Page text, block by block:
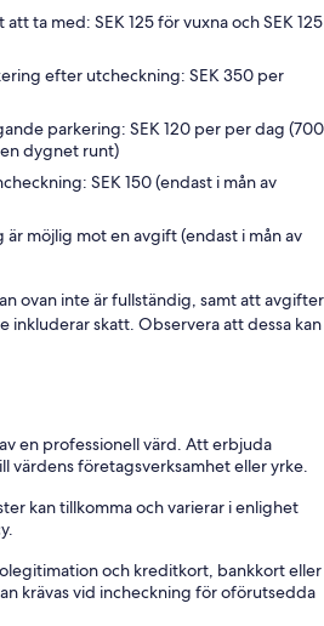
ta med: SEK 125 för vuxna och SEK 125
efter utcheckning: SEK 350 per
parkering: SEK 120 per per dag (700
dygnet runt)
SEK 150 (endast i mån av
är möjlig mot en avgift (endast i mån av
ovan inte är fullständig, samt att avgifter
inkluderar skatt. Observera att dessa kan
en professionell värd. Att erbjuda
värdens företagsverksamhet eller yrke.
kan tillkomma och varierar i enlighet
och kreditkort, bankkort eller
krävas vid incheckning för oförutsedda